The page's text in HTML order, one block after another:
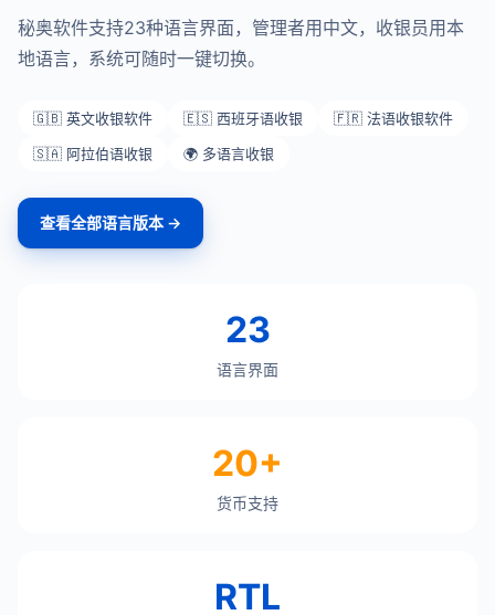
秘奥软件支持23种语言界面，管理者用中文，收银员用本
地语言，系统可随时一键切换。
🇬🇧 英文收银软件 🇪🇸 西班牙语收银
🇫🇷 法语收银软件
🇸🇦 阿拉伯语收银
🌍 多语言收银
查看全部语言版本 →
23
语言界面
20+
货币支持
RTL